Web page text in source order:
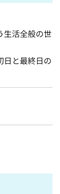
生活全般の世
と最終日の